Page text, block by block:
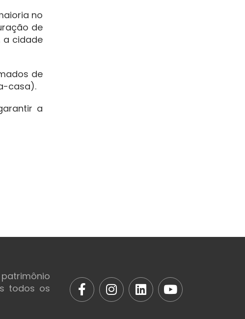
no
de
a cidade
de
casa).
a
todos os